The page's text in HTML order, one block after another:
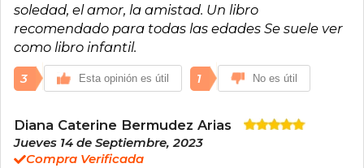
soledad, el amor, la amistad. Un libro
recomendado para todas las edades Se suele ver
como libro infantil.
3 Esta opinión es útil 1 No es útil
Diana Caterine Bermudez Arias
Jueves 14 de Septiembre, 2023
Compra Verificada